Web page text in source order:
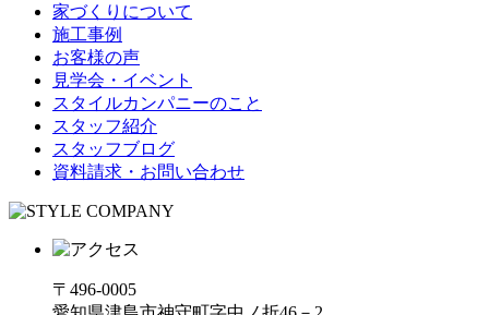
家づくりについて
施工事例
お客様の声
見学会・イベント
スタイルカンパニーのこと
スタッフ紹介
スタッフブログ
資料請求・お問い合わせ
〒496-0005